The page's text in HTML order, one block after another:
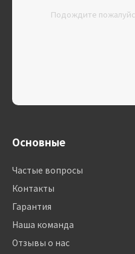
Подождите
Основные
Частые вопросы
Контакты
Гарантия
Наша команда
Отзывы о нас